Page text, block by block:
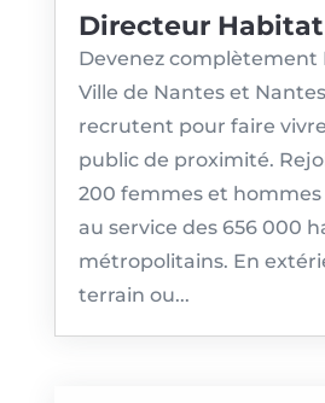
Directeur Habitat
Devenez complètement
Ville de Nantes et
recrutent pour faire
public de proximité.
200 femmes et
au service des 656 000
métropolitains. En
terrain ou...